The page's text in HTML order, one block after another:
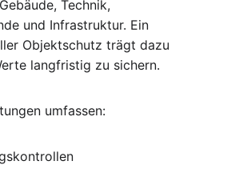
Technik,
und Infrastruktur. Ein
Objektschutz trägt dazu
langfristig zu sichern.
umfassen: